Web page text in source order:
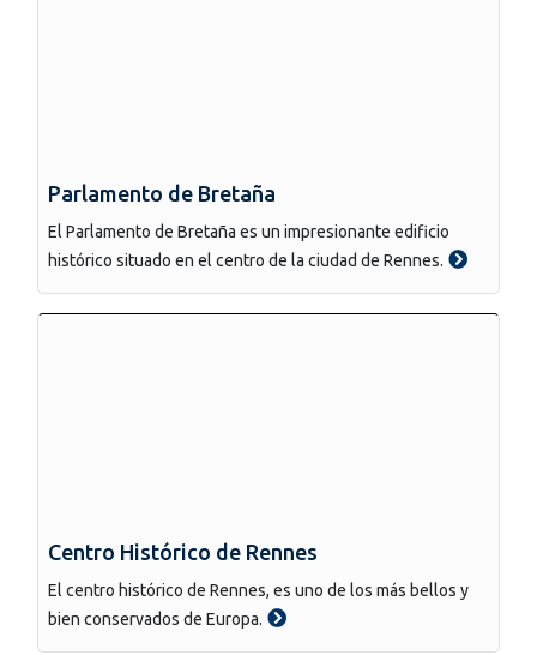
Parlamento de Bretaña
El Parlamento de Bretaña es un impresionante edificio
histórico situado en el centro de la ciudad de Rennes.
Centro Histórico de Rennes
El centro histórico de Rennes, es uno de los más bellos y
bien conservados de Europa.